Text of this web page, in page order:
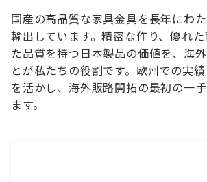
国産の高品質な家具金具を長年にわ
輸出しています。精密な作り、優れ
た品質を持つ日本製品の価値を、海
とが私たちの役割です。欧州での実
を活かし、海外販路開拓の最初の一
ます。